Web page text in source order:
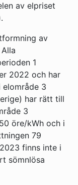
av elpriset
av
1
2022 och har
elområde 3
har rätt till
3
öre/kWh och i
79
finns inte i
sömnlösa